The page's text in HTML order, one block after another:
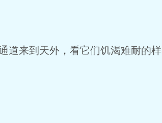
来到天外，看它们饥渴难耐的样